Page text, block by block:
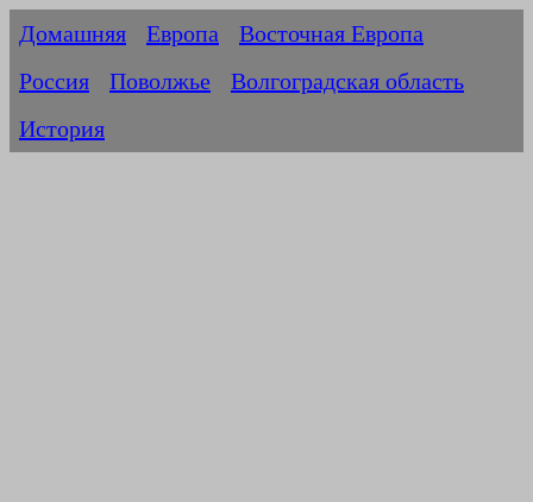
Домашняя Европа
Восточная Европа
Россия
Поволжье
Волгоградская область
История